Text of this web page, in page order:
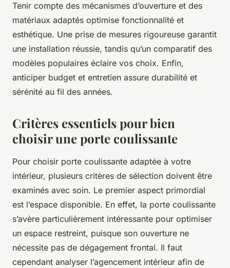
Tenir compte des mécanismes d’ouverture et des
matériaux adaptés optimise fonctionnalité et
esthétique. Une prise de mesures rigoureuse garantit
une installation réussie, tandis qu’un comparatif des
modèles populaires éclaire vos choix. Enfin,
anticiper budget et entretien assure durabilité et
sérénité au fil des années.
Critères essentiels pour bien
choisir une porte coulissante
Pour choisir porte coulissante adaptée à votre
intérieur, plusieurs critères de sélection doivent être
examinés avec soin. Le premier aspect primordial
est l’espace disponible. En effet, la porte coulissante
s’avère particulièrement intéressante pour optimiser
un espace restreint, puisque son ouverture ne
nécessite pas de dégagement frontal. Il faut
cependant analyser l’agencement intérieur afin de